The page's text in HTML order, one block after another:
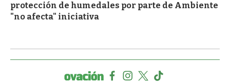
protección de humedales por parte de Ambiente
"no afecta" iniciativa